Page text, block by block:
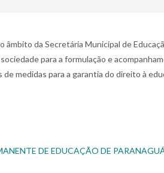
da Secretária Municipal de
para a formulação e
medidas para a garantia do direito à
DE EDUCAÇÃO DE